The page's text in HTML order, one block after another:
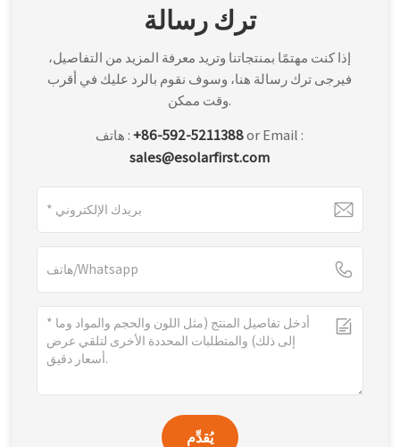
ترك رسالة
إذا كنت مهتمًا بمنتجاتنا وتريد معرفة المزيد من التفاصيل،
فيرجى ترك رسالة هنا، وسوف نقوم بالرد عليك في أقرب
وقت ممكن.
هاتف :+86-592-5211388or Email :
sales@esolarfirst.com
يُقدِّم